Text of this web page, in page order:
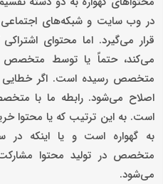
در وب‌ سایت و شبکه‌های اجتماعی
قرار می‌گیرد. اما محتوای
می‌کند، حتماً یا توسط متخصص
متخصص رسیده است. اگر خطایی
اصلاح می‌شود. رابطه ما با
است. به این ترتیب که یا محتوا
به گهواره است و یا اینکه در
متخصص در تولید محتوا
می‌شود.